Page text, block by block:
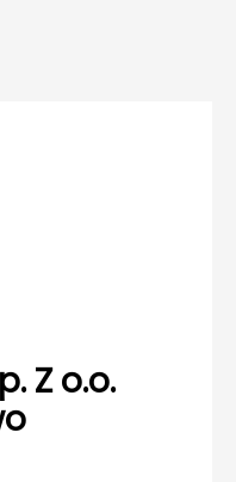
Z o.o.